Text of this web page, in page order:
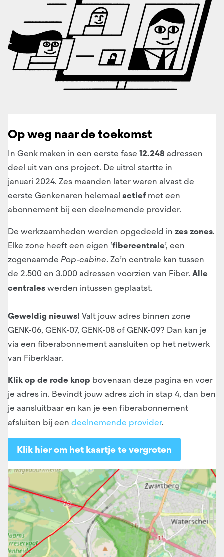
Op weg naar de toekomst
In Genk maken in een eerste fase 12.248 adressen
deel uit van ons project. De uitrol startte in
januari 2024. Zes maanden later waren alvast de
eerste Genkenaren helemaal actiefmet een
abonnement bij een deelnemende provider.
De werkzaamheden werden opgedeeld in zes zones.
Elke zone heeft een eigen ‘fibercentrale’, een
zogenaamde Pop-cabine. Zo’n centrale kan tussen
de 2.500 en 3.000 adressen voorzien van Fiber. Alle
centraleswerden intussen geplaatst.
Geweldig nieuws! Valt jouw adres binnen zone
GENK-06, GENK-07, GENK-08 of GENK-09? Dan kan je
via een fiberabonnement aansluiten op het netwerk
van Fiberklaar.
Klik op de rode knop bovenaan deze pagina en voer
je adres in. Bevindt jouw adres zich in stap 4, dan ben
je aansluitbaar en kan je een fiberabonnement
afsluiten bij een deelnemende provider.
Klik hier om het kaartje te vergroten